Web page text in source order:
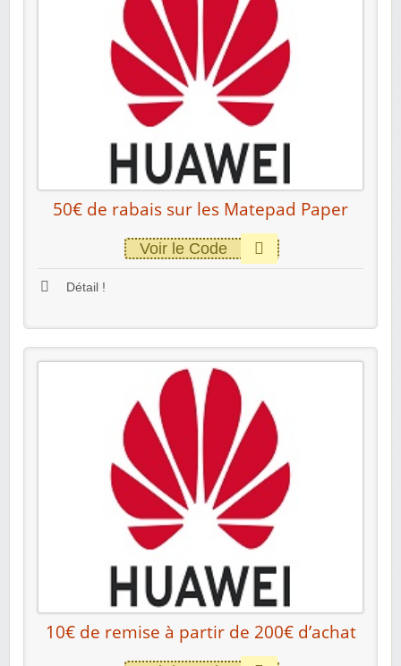
50€ de rabais sur les Matepad Paper
Voir le Code
Détail !
10€ de remise à partir de 200€ d’achat